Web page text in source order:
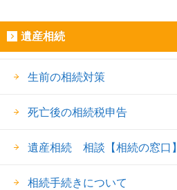
遺産相続
生前の相続対策
死亡後の相続税申告
遺産相続 相談【相続の窓口】
相続手続きについて